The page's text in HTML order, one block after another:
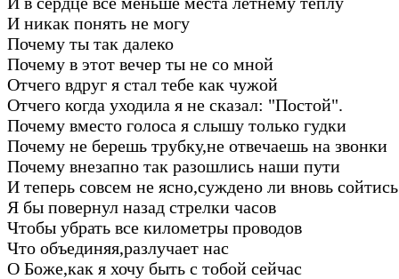
И никак понять не могу
Почему ты так далеко
Почему в этот вечер ты не со мной
Отчего вдруг я стал тебе как чужой
Отчего когда уходила я не сказал: "Постой".
Почему вместо голоса я слышу только гудки
Почему не берешь трубку,не отвечаешь на звонки
Почему внезапно так разошлись наши пути
И теперь совсем не ясно,суждено ли вновь сойтись
Я бы повернул назад стрелки часов
Чтобы убрать все километры проводов
Что объединяя,разлучает нас
О Боже,как я хочу быть с тобой сейчас